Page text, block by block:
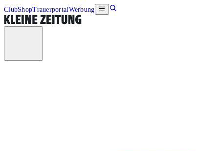
ClubShopTrauerportalWerbung